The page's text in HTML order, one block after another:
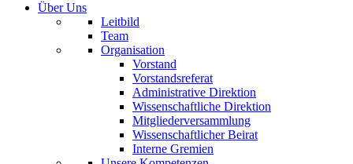
Über Uns
Leitbild
Team
Organisation
Vorstand
Vorstandsreferat
Administrative Direktion
Wissenschaftliche Direktion
Mitgliederversammlung
Wissenschaftlicher Beirat
Interne Gremien